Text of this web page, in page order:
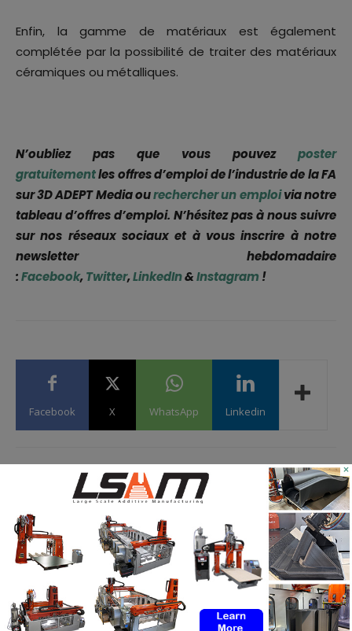
Enfin, la gamme de matériaux est également
complétée par la possibilité de traiter des matériaux
céramiques ou métalliques.
N’oubliez pas que vous pouvez poster
gratuitementles offres d’emploi de l’industrie de la FA
sur 3D ADEPT Media ourechercher un emploivia notre
tableau d’offres d’emploi. N’hésitez pas à nous suivre
sur nos réseaux sociaux et à vous inscrire à notre
newsletter hebdomadaire
:Facebook,Twitter,LinkedIn&Instagram !
Facebook X WhatsApp Linkedin
Martial Y.
https://additive-talks.com/
×